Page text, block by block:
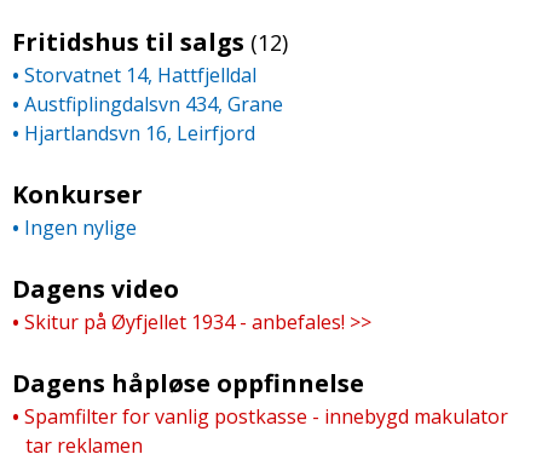
Fritidshus til salgs (12)
• Storvatnet 14, Hattfjelldal
• Austfiplingdalsvn 434, Grane
• Hjartlandsvn 16, Leirfjord
Konkurser
• Ingen nylige
Dagens video
• Skitur på Øyfjellet 1934 - anbefales! >>
Dagens håpløse oppfinnelse
• Spamfilter for vanlig postkasse - innebygd makulator
tar reklamen